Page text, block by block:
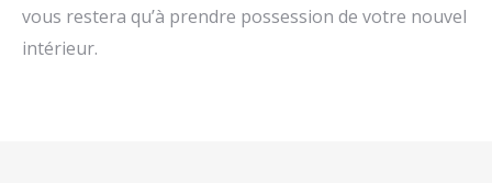
vous restera qu’à prendre possession de votre nouvel
intérieur.